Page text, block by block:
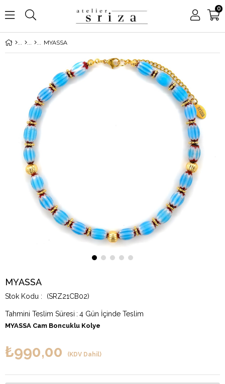
0
MYASSA
MYASSA
(SRZ21CB02)
Tahmini Teslim Süresi : 4 Gün İçinde Teslim
MYASSA Cam Boncuklu Kolye
₺990,00 (KDV Dahil)